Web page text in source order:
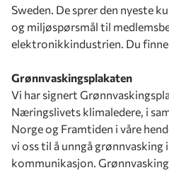
Sweden. De sprer den nyeste
og miljøspørsmål til
elektronikkindustrien. Du
Grønnvaskingsplakaten
Vi har signert
Næringslivets klimaledere, i
Norge og Framtiden i våre
vi oss til å unngå
kommunikasjon.